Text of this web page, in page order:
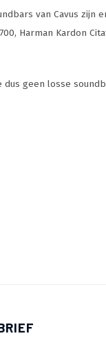
van Cavus zijn
Harman Kardon
geen losse